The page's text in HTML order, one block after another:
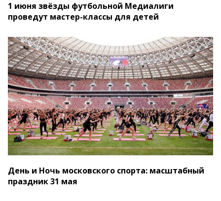
1 июня звёзды футбольной Медиалиги
проведут мастер-классы для детей
День и Ночь московского спорта: масштабный
праздник 31 мая